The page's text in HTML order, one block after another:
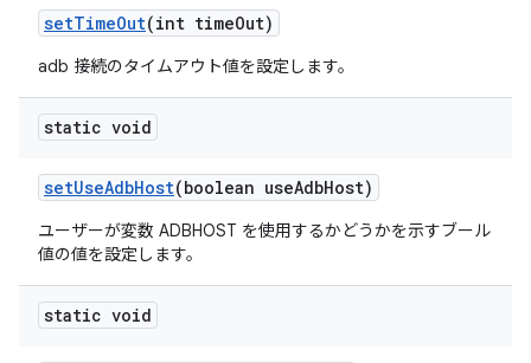
setTimeOut(int timeOut)
adb 接続のタイムアウト値を設定します。
static void
setUseAdbHost(boolean useAdbHost)
ユーザーが変数 ADBHOST を使用するかどうかを示すブール
値の値を設定します。
static void